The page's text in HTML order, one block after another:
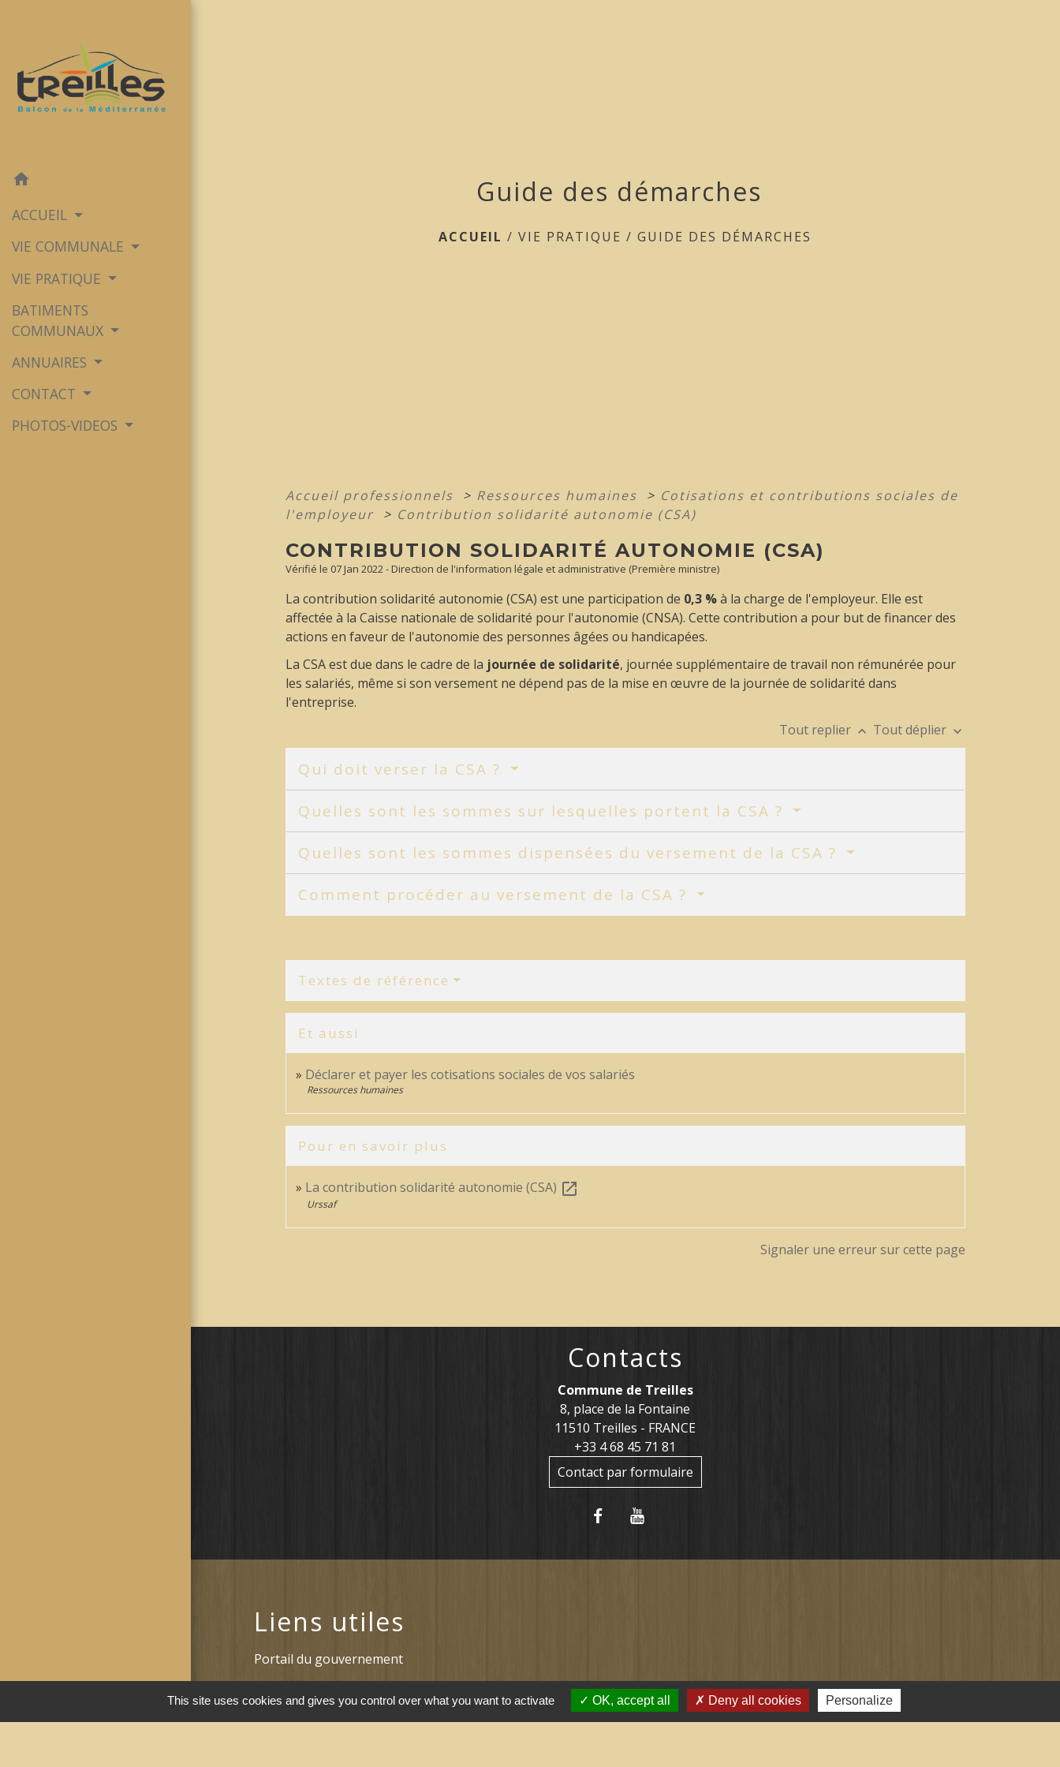
home
ACCUEIL
VIE COMMUNALE
VIE PRATIQUE
BATIMENTS
COMMUNAUX
ANNUAIRES
CONTACT
PHOTOS-VIDEOS
Guide des démarches
ACCUEIL /VIE PRATIQUE /GUIDE DES DÉMARCHES
Accueil professionnels > Ressources humaines > Cotisations et contributions sociales de
l'employeur > Contribution solidarité autonomie (CSA)
CONTRIBUTION SOLIDARITÉ AUTONOMIE (CSA)
Vérifié le 07 Jan 2022 - Direction de l'information légale et administrative (Première ministre)
La contribution solidarité autonomie (CSA) est une participation de 0,3 %à la charge de l'employeur. Elle est
affectée à la Caisse nationale de solidarité pour l'autonomie (CNSA). Cette contribution a pour but de financer des
actions en faveur de l'autonomie des personnes âgées ou handicapées.
La CSA est due dans le cadre de la journée de solidarité, journée supplémentaire de travail non rémunérée pour
les salariés, même si son versement ne dépend pas de la mise en œuvre de la journée de solidarité dans
l'entreprise.
Tout replier keyboard_arrow_up Tout déplier keyboard_arrow_down
Qui doit verser la CSA ?
Quelles sont les sommes sur lesquelles portent la CSA ?
Quelles sont les sommes dispensées du versement de la CSA ?
Comment procéder au versement de la CSA ?
Textes de référence
Et aussi
Déclarer et payer les cotisations sociales de vos salariés
Ressources humaines
Pour en savoir plus
La contribution solidarité autonomie (CSA) open_in_new
Urssaf
Signaler une erreur sur cette page
Contacts
Commune de Treilles
8, place de la Fontaine
11510 Treilles - FRANCE
+33 4 68 45 71 81
Contact par formulaire
Liens utiles
Portail du gouvernement
Narbonne)
This site uses cookies and gives you control over what you want to activate OK, accept all Deny all cookies Personalize